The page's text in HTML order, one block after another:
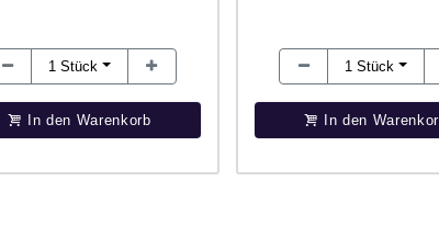
1Stück
In den Warenkorb
1Stück
In den